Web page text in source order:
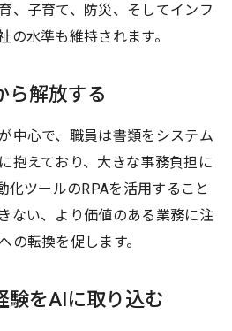
、子育て、防災、そしてインフ
の水準も維持されます。
ら解放する
中心で、職員は書類をシステム
抱えており、大きな事務負担に
化ツールのRPAを活用すること
ない、より価値のある業務に注
の転換を促します。
験をAIに取り込む